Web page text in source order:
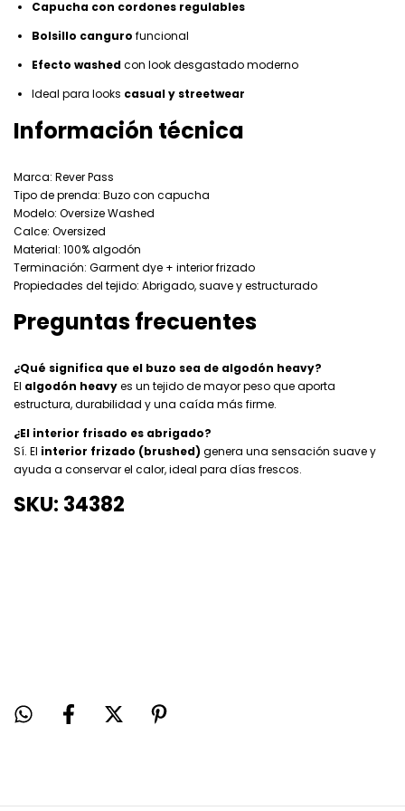
Capucha con cordones regulables
Bolsillo canguro funcional
Efecto washedcon look desgastado moderno
Ideal para looks casual y streetwear
Información técnica
Marca: Rever Pass
Tipo de prenda: Buzo con capucha
Modelo: Oversize Washed
Calce: Oversized
Material: 100% algodón
Terminación: Garment dye + interior frizado
Propiedades del tejido: Abrigado, suave y estructurado
Preguntas frecuentes
¿Qué significa que el buzo sea de algodón heavy?
El algodón heavyes un tejido de mayor peso que aporta
estructura, durabilidad y una caída más firme.
¿El interior frisado es abrigado?
Sí. El interior frizado (brushed) genera una sensación suave y
ayuda a conservar el calor, ideal para días frescos.
SKU: 34382